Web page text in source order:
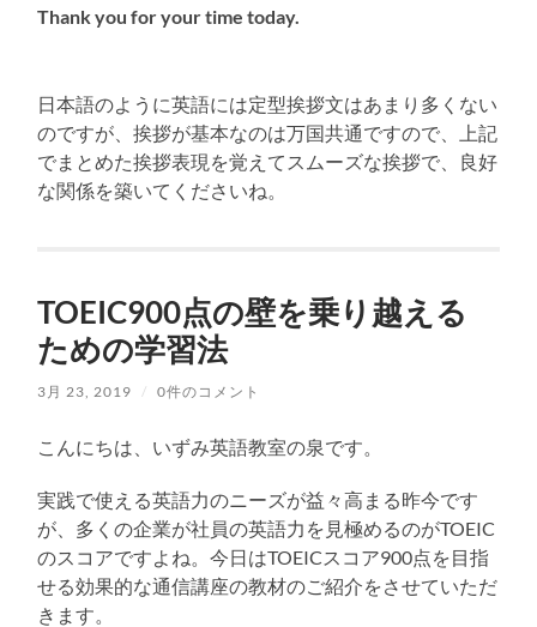
Thank you for your time today.
日本語のように英語には定型挨拶文はあまり多くない
のですが、挨拶が基本なのは万国共通ですので、上記
でまとめた挨拶表現を覚えてスムーズな挨拶で、良好
な関係を築いてくださいね。
TOEIC900点の壁を乗り越える
ための学習法
3月 23, 2019 / 0件のコメント
こんにちは、いずみ英語教室の泉です。
実践で使える英語力のニーズが益々高まる昨今です
が、多くの企業が社員の英語力を見極めるのがTOEIC
のスコアですよね。今日はTOEICスコア900点を目指
せる効果的な通信講座の教材のご紹介をさせていただ
きます。